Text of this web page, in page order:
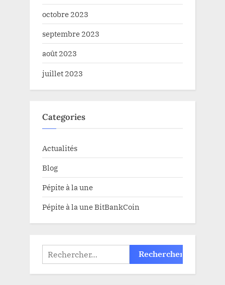
octobre 2023
septembre 2023
août 2023
juillet 2023
Categories
Actualités
Blog
Pépite à la une
Pépite à la une BitBankCoin
Rechercher :